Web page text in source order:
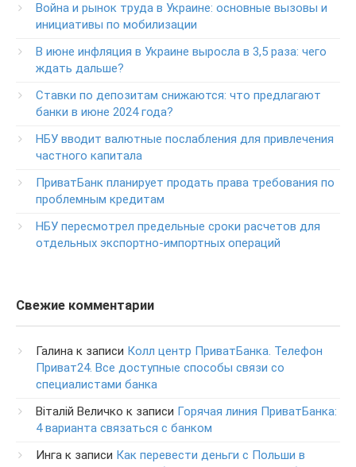
Круглосуточный телефон поддержки VIP­-клиентов
ПриватБанка
+38-056-716-12-12
+38-073-900-00-02
Круглосуточный телефон поддержки владельцев карт
класса GOLD
0-800-504-707
Круглосуточный телефон поддержки обслуживания
0-800-500-030
0-800-500-804
Война и рынок труда в Украине: основные вызовы и
инициативы по мобилизации
В июне инфляция в Украине выросла в 3,5 раза: чего
ждать дальше?
Ставки по депозитам снижаются: что предлагают
банки в июне 2024 года?
НБУ вводит валютные послабления для привлечения
частного капитала
ПриватБанк планирует продать права требования по
проблемным кредитам
НБУ пересмотрел предельные сроки расчетов для
отдельных экспортно-импортных операций
Свежие комментарии
Галина к записи Колл центр ПриватБанка. Телефон
Приват24. Все доступные способы связи со
специалистами банка
Віталій Величко к записи Горячая линия ПриватБанка:
4 варианта связаться с банком
Инга к записи Как перевести деньги с Польши в